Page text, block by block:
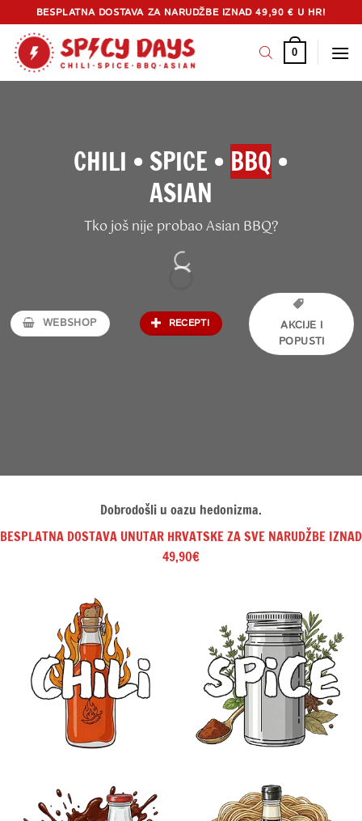
to
content
BESPLATNA DOSTAVA ZA NARUDŽBE IZNAD 49,90 € U HR!
0
CHILI • SPICE • BBQ •
ASIAN
Tko još nije probao Asian BBQ?
WEBSHOP RECEPTI
AKCIJE I
POPUSTI
Dobrodošli u oazu hedonizma.
BESPLATNA DOSTAVA UNUTAR HRVATSKE ZA SVE NARUDŽBE IZNAD
49,90€